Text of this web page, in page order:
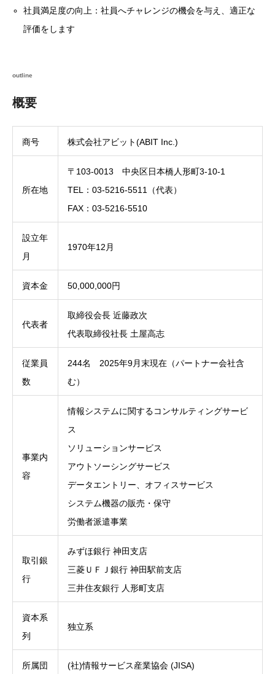
社員満足度の向上：社員へチャレンジの機会を与え、適正な
評価をします
概要
outline
商号 株式会社アビット(ABIT Inc.)
所在地
〒103-0013 中央区日本橋人形町3-10-1
TEL：03‐5216‐5511（代表）
FAX：03‐5216‐5510
設立年
月
1970年12月
資本金 50,000,000円
代表者
取締役会長 近藤政次
代表取締役社長 土屋高志
従業員
数
244名 2025年9月末現在（パートナー会社含
む）
事業内
容
情報システムに関するコンサルティングサービ
ス
ソリューションサービス
アウトソーシングサービス
データエントリー、オフィスサービス
システム機器の販売・保守
労働者派遣事業
取引銀
行
みずほ銀行 神田支店
三菱ＵＦＪ銀行 神田駅前支店
三井住友銀行 人形町支店
資本系
列
独立系
所属団 (社)情報サービス産業協会 (JISA)